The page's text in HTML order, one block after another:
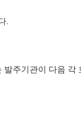
.
주기관이 다음 각